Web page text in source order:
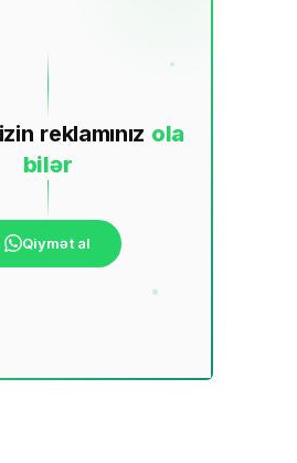
reklamınız ola
bilər
Qiymət al